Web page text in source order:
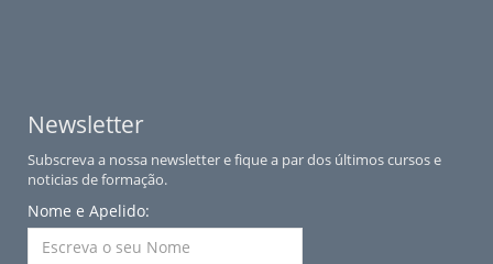
Newsletter
Subscreva a nossa newsletter e fique a par dos últimos cursos e
noticias de formação.
Nome e Apelido: